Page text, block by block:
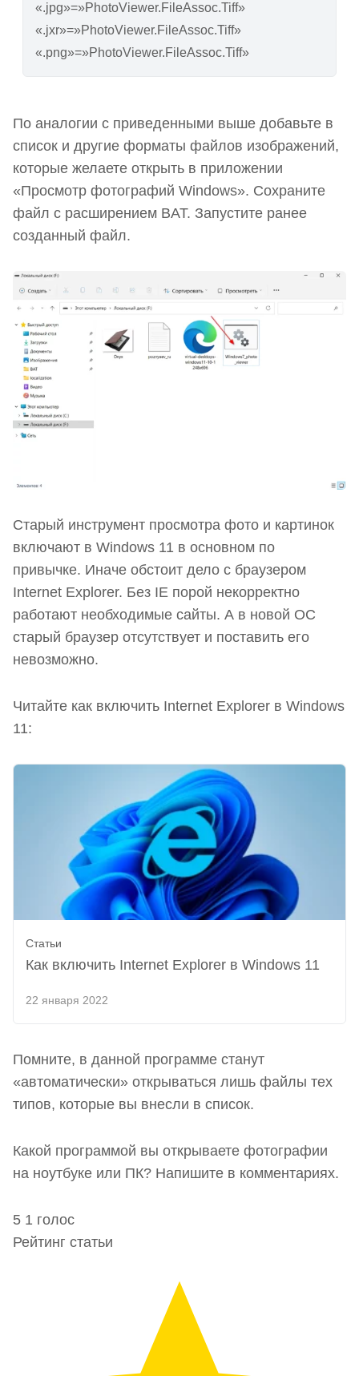
«.jpg»=»PhotoViewer.FileAssoc.Tiff»
«.jxr»=»PhotoViewer.FileAssoc.Tiff»
«.png»=»PhotoViewer.FileAssoc.Tiff»
По аналогии с приведенными выше добавьте в
список и другие форматы файлов изображений,
которые желаете открыть в приложении
«Просмотр фотографий Windows». Сохраните
файл с расширением BAT. Запустите ранее
созданный файл.
Старый инструмент просмотра фото и картинок
включают в Windows 11 в основном по
привычке. Иначе обстоит дело с браузером
Internet Explorer. Без IE порой некорректно
работают необходимые сайты. А в новой ОС
старый браузер отсутствует и поставить его
невозможно.
Читайте как включить Internet Explorer в Windows
11:
Статьи
Как включить Internet Explorer в Windows 11
22 января 2022
Помните, в данной программе станут
«автоматически» открываться лишь файлы тех
типов, которые вы внесли в список.
Какой программой вы открываете фотографии
на ноутбуке или ПК? Напишите в комментариях.
5 1 голос
Рейтинг статьи